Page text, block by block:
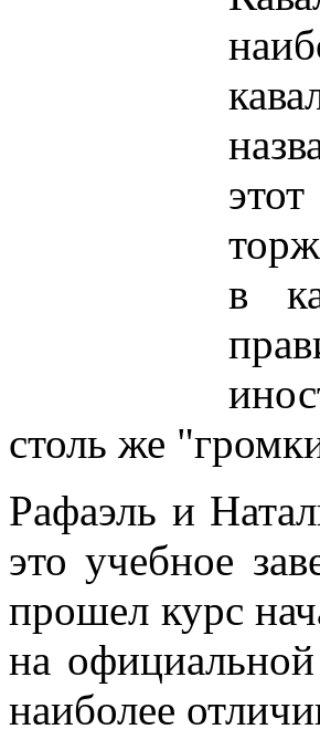
в
столь же
Рафаэль и
это учебное
прошел курс
на
наиболее